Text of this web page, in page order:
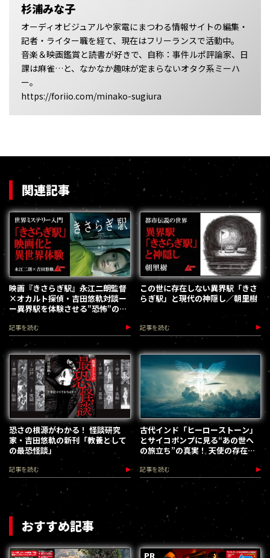
杉浦みな子
オーディオビジュアルや家電にまつわる情報サイトの編集・
記者・ライター職を経て、現在はフリーランスで活動中。
音楽＆映画鑑賞と読書が好きで、自称：事件ルポ評論家、日
課は麻雀…と、なかなか趣味が定まらないオタク系ミーハ
ー。
https://foriio.com/minako-sugiura
関連記事
映画『きさらぎ駅』永江二朗監督
×オカルト探偵・吉田悠軌対談ー
ー異界駅を体験させる”恐怖”の視
点
記事を読む
この世に存在しない異界駅「きさ
らぎ駅」と現代の神隠し／朝里樹
記事を読む
恐さの根源がわかる！ 怪談研究
家・吉田悠軌の新刊「教養として
の最恐怪談」
記事を読む
古代インド「ヒーローストーン」
とサイコポンプに見る“あの世へ
の旅立ち”の真実！ 天使の存在は
全世界共通か
記事を読む
おすすめ記事